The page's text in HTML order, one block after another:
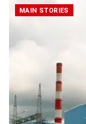
MAIN STORIES